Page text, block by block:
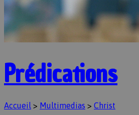
Prédications
Accueil > Multimedias > Christ